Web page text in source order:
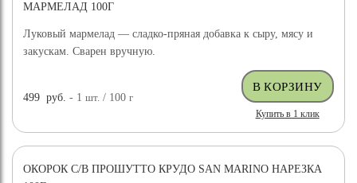
МАРМЕЛАД 100Г
Луковый мармелад — сладко-пряная добавка к сыру, мясу и
закускам. Сварен вручную.
499 руб. - 1шт. / 100г
Купить в 1 клик
ОКОРОК С/В ПРОШУТТО КРУДО SAN MARINO НАРЕЗКА